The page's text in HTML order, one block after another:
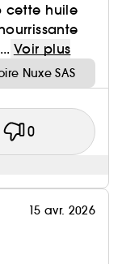
cette huile
Voir plus
Nuxe SAS
0
15 avr. 2026